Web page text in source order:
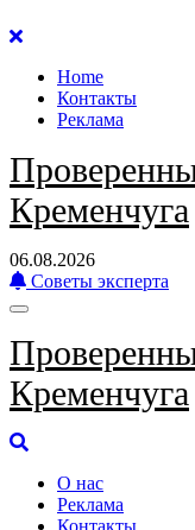
Перейти
содержанию
Home
Контакты
Реклама
Кременчуга
06.08.2026
Советы эксперта
Кременчуга
О нас
Реклама